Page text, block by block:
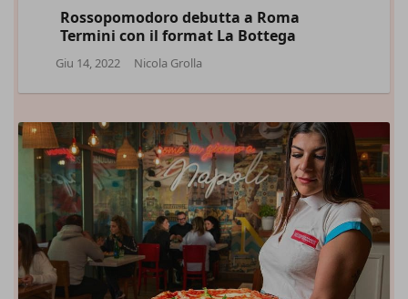
Rossopomodoro debutta a Roma
Termini con il format La Bottega
Giu 14, 2022 Nicola Grolla